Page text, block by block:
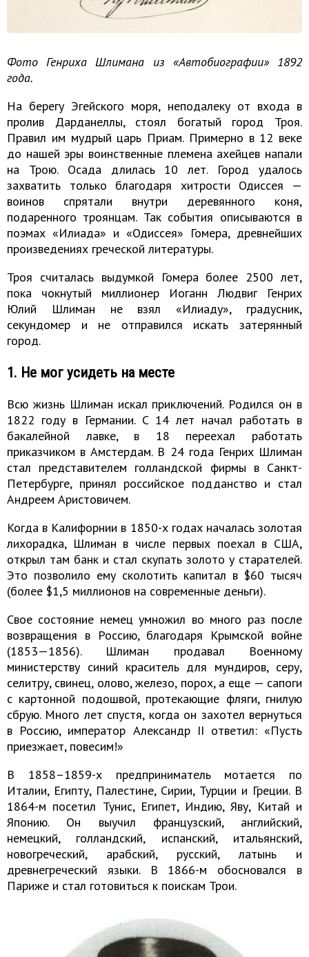
Фото Генриха Шлимана из «Автобиографии» 1892
года.
На берегу Эгейского моря, неподалеку от входа в
пролив Дарданеллы, стоял богатый город Троя.
Правил им мудрый царь Приам. Примерно в 12 веке
до нашей эры воинственные племена ахейцев напали
на Трою. Осада длилась 10 лет. Город удалось
захватить только благодаря хитрости Одиссея —
воинов спрятали внутри деревянного коня,
подаренного троянцам. Так события описываются в
поэмах «Илиада» и «Одиссея» Гомера, древнейших
произведениях греческой литературы.
Троя считалась выдумкой Гомера более 2500 лет,
пока чокнутый миллионер Иоганн Людвиг Генрих
Юлий Шлиман не взял «Илиаду», градусник,
секундомер и не отправился искать затерянный
город.
1. Не мог усидеть на месте
Всю жизнь Шлиман искал приключений. Родился он в
1822 году в Германии. С 14 лет начал работать в
бакалейной лавке, в 18 переехал работать
приказчиком в Амстердам. В 24 года Генрих Шлиман
стал представителем голландской фирмы в Санкт-
Петербурге, принял российское подданство и стал
Андреем Аристовичем.
Когда в Калифорнии в 1850-х годах началась золотая
лихорадка, Шлиман в числе первых поехал в США,
открыл там банк и стал скупать золото у старателей.
Это позволило ему сколотить капитал в $60 тысяч
(более $1,5 миллионов на современные деньги).
Свое состояние немец умножил во много раз после
возвращения в Россию, благодаря Крымской войне
(1853—1856). Шлиман продавал Военному
министерству синий краситель для мундиров, серу,
селитру, свинец, олово, железо, порох, а еще — сапоги
с картонной подошвой, протекающие фляги, гнилую
сбрую. Много лет спустя, когда он захотел вернуться
в Россию, император Александр II ответил: «Пусть
приезжает, повесим!»
В 1858–1859-х предприниматель мотается по
Италии, Египту, Палестине, Сирии, Турции и Греции. В
1864-м посетил Тунис, Египет, Индию, Яву, Китай и
Японию. Он выучил французский, английский,
немецкий, голландский, испанский, итальянский,
новогреческий, арабский, русский, латынь и
древнегреческий языки. В 1866-м обосновался в
Париже и стал готовиться к поискам Трои.